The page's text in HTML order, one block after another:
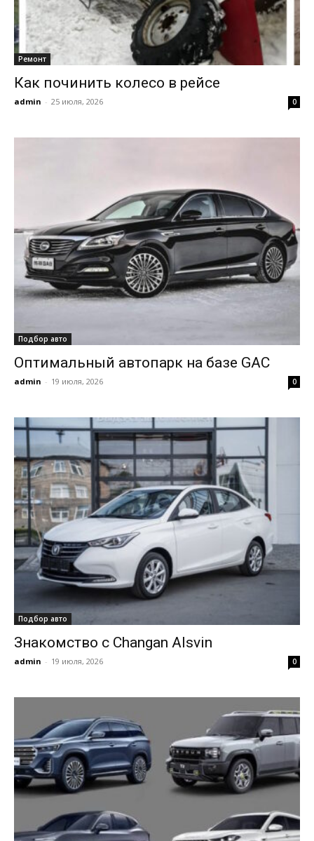
Ремонт
Как починить колесо в рейсе
admin - 25 июля, 2026 0
Подбор авто
Оптимальный автопарк на базе GAC
admin - 19 июля, 2026 0
Подбор авто
Знакомство с Changan Alsvin
admin - 19 июля, 2026 0